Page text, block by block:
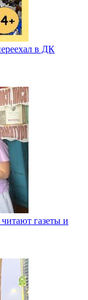
в ДК
газеты и